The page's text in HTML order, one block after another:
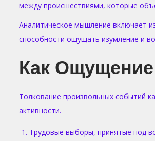
между происшествиями, которые
Аналитическое мышление включает
способности ощущать изумление и
Как
Толкование произвольных событий
активности.
Трудовые выборы, принятые под